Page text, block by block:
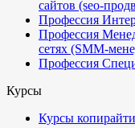
сайтов (seo-
Профессия
Профессия
сетях (SMM-
Профессия
Курсы
Курсы